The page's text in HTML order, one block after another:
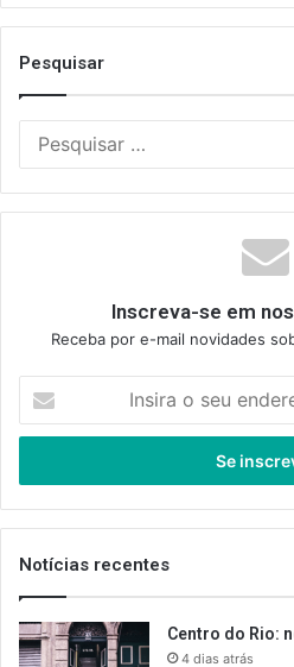
Pesquisar
Inscreva-se em
Receba por e-mail novidades
seu
de
email
Notícias recentes
Centro do Rio:
4 dias atrás